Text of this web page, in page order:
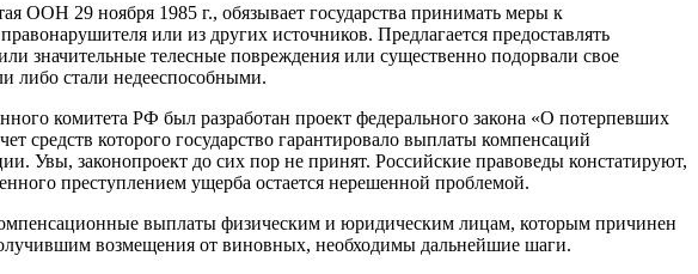
ООН 29 ноября 1985 г., обязывает государства принимать меры к
или из других источников. Предлагается предоставлять
значительные телесные повреждения или существенно подорвали свое
либо стали недееспособными.
комитета РФ был разработан проект федерального закона «О потерпевших
средств которого государство гарантировало выплаты компенсаций
Увы, законопроект до сих пор не принят. Российские правоведы констатируют,
преступлением ущерба остается нерешенной проблемой.
выплаты физическим и юридическим лицам, которым причинен
возмещения от виновных, необходимы дальнейшие шаги.